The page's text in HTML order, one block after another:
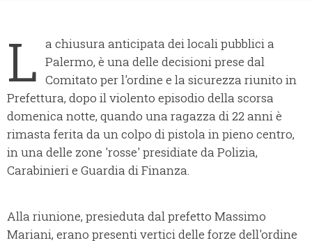
L a chiusura anticipata dei locali pubblici a
Palermo, è una delle decisioni prese dal
Comitato per l'ordine e la sicurezza riunito in
Prefettura, dopo il violento episodio della scorsa
domenica notte, quando una ragazza di 22 anni è
rimasta ferita da un colpo di pistola in pieno centro,
in una delle zone 'rosse' presidiate da Polizia,
Carabinieri e Guardia di Finanza.
Alla riunione, presieduta dal prefetto Massimo
Mariani, erano presenti vertici delle forze dell'ordine